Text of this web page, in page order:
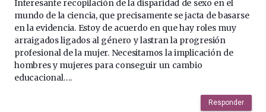
Interesante recopilación de la disparidad de sexo en el
mundo de la ciencia, que precisamente se jacta de basarse
en la evidencia. Estoy de acuerdo en que hay roles muy
arraigados ligados al género y lastran la progresión
profesional de la mujer. Necesitamos la implicación de
hombres y mujeres para conseguir un cambio
educacional….
Responder